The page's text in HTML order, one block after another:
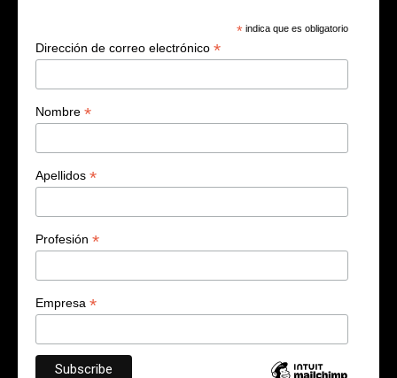
* indica que es obligatorio
Dirección de correo electrónico *
Nombre *
Apellidos *
Profesión *
Empresa *